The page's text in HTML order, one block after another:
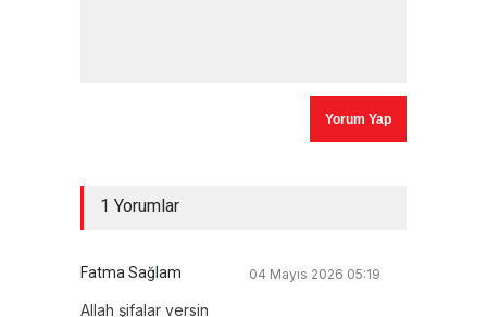
1 Yorumlar
Fatma Sağlam 04 Mayıs 2026 05:19
Allah şifalar versin